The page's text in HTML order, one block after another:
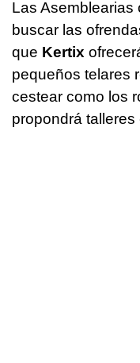
Las Asemblearias
buscar las
que Kertix
pequeños telares
cestear como los
propondrá